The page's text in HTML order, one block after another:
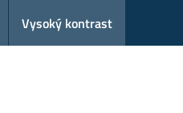
Vysoký kontrast